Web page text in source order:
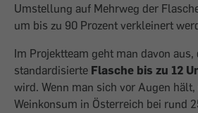
Umstellung auf Mehrweg der
um bis zu 90 Prozent verkleinert
Im Projektteam geht man davon aus,
standardisierte Flasche bis zu 12
wird. Wenn man sich vor Augen
Wein­konsum in Österreich bei rund